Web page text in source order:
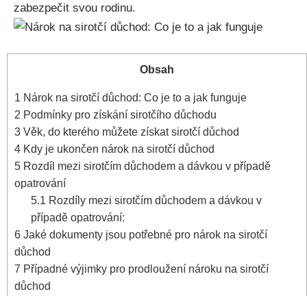
zabezpečit svou rodinu.
Obsah
1 Nárok na sirotčí důchod: Co je to a jak funguje
2 Podmínky pro získání sirotčího důchodu
3 Věk, do kterého můžete získat sirotčí důchod
4 Kdy je ukončen nárok na sirotčí důchod
5 Rozdíl mezi sirotčím důchodem a dávkou v případě
opatrování
5.1 Rozdíly mezi sirotčím důchodem a dávkou v
případě opatrování:
6 Jaké dokumenty jsou potřebné pro nárok na sirotčí
důchod
7 Případné výjimky pro prodloužení nároku na sirotčí
důchod